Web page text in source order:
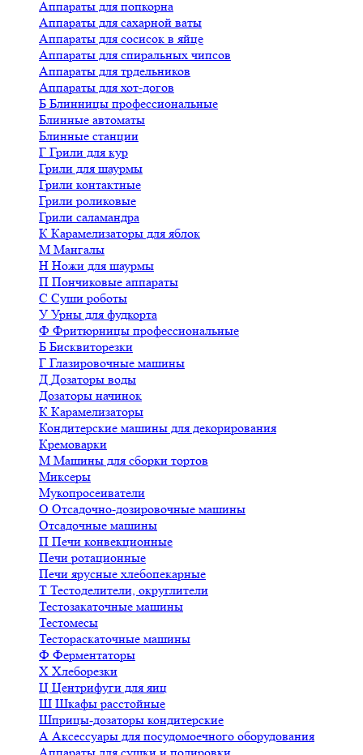
Аппараты для попкорна
Аппараты для сахарной ваты
Аппараты для сосисок в яйце
Аппараты для спиральных чипсов
Аппараты для трдельников
Аппараты для хот-догов
Б Блинницы профессиональные
Блинные автоматы
Блинные станции
Г Грили для кур
Грили для шаурмы
Грили контактные
Грили роликовые
Грили саламандра
К Карамелизаторы для яблок
М Мангалы
Н Ножи для шаурмы
П Пончиковые аппараты
С Суши роботы
У Урны для фудкорта
Ф Фритюрницы профессиональные
Б Бисквиторезки
Г Глазировочные машины
Д Дозаторы воды
Дозаторы начинок
К Карамелизаторы
Кондитерские машины для декорирования
Кремоварки
М Машины для сборки тортов
Миксеры
Мукопросеиватели
О Отсадочно-дозировочные машины
Отсадочные машины
П Печи конвекционные
Печи ротационные
Печи ярусные хлебопекарные
Т Тестоделители, округлители
Тестозакаточные машины
Тестомесы
Тестораскаточные машины
Ф Ферментаторы
Х Хлеборезки
Ц Центрифуги для яиц
Ш Шкафы расстойные
Шприцы-дозаторы кондитерские
А Аксессуары для посудомоечного оборудования